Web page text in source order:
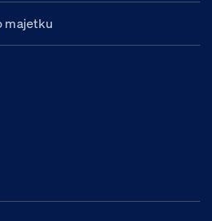
majetku